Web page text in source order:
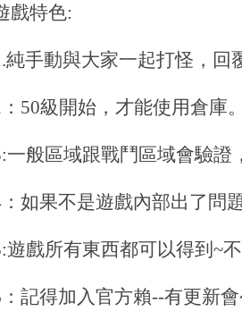
戲特色:
純手動與大家一起打怪，回
50級開始，才能使用倉庫
一般區域跟戰鬥區域會驗
如果不是遊戲內部出了問
遊戲所有東西都可以得到~
記得加入官方賴--有更新